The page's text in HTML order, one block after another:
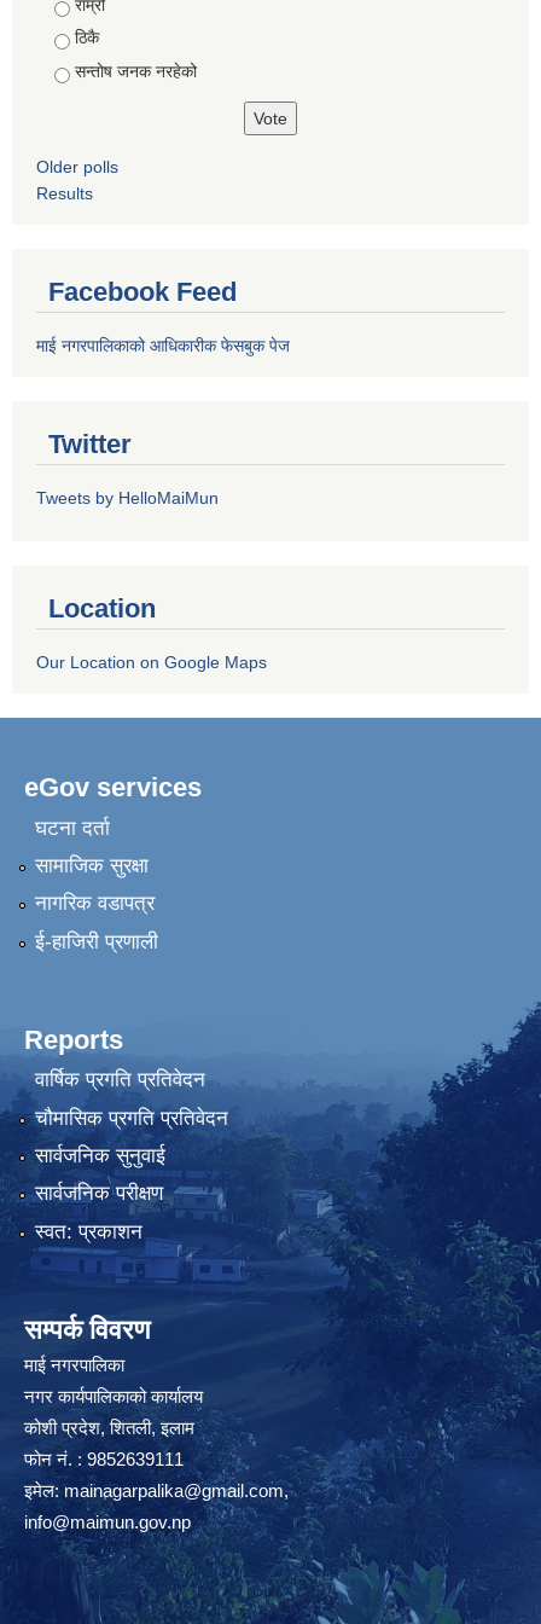
राम्रो
ठिकै
सन्तोष जनक नरहेको
Older polls
Results
Facebook Feed
माई नगरपालिकाको आधिकारीक फेसबुक पेज
Twitter
Tweets by HelloMaiMun
Location
Our Location on Google Maps
eGov services
घटना दर्ता
सामाजिक सुरक्षा
नागरिक वडापत्र
ई-हाजिरी प्रणाली
Reports
वार्षिक प्रगति प्रतिवेदन
चौमासिक प्रगति प्रतिवेदन
सार्वजनिक सुनुवाई
सार्वजनिक परीक्षण
स्वत: प्रकाशन
सम्पर्क विवरण
माई नगरपालिका
नगर कार्यपालिकाको कार्यालय
कोशी प्रदेश, शितली, इलाम
फोन नं. : 9852639111
इमेल:mainagarpalika@gmail.com,
info@maimun.gov.np